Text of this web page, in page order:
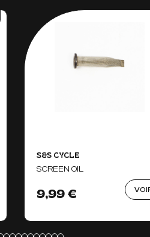
S&S CYCLE
SCREEN OIL
9,99 €